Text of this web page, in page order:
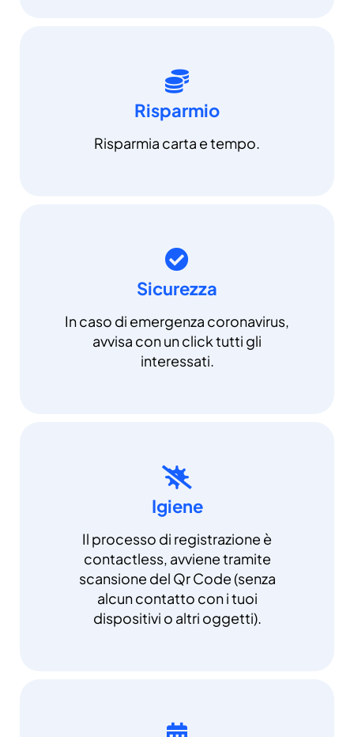
Risparmio
Risparmia carta e tempo.
Sicurezza
In caso di emergenza coronavirus,
avvisa con un click tutti gli
interessati.
Igiene
Il processo di registrazione è
contactless, avviene tramite
scansione del Qr Code (senza
alcun contatto con i tuoi
dispositivi o altri oggetti).